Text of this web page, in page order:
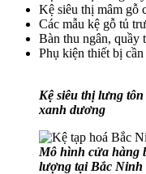
Kệ siêu thị mâm gỗ
Các mẫu kệ gỗ tủ
Bàn thu ngân, quầy
Phụ kiện thiết bị
Kệ siêu thị lưng
xanh dương
Mô hình cửa hàng
lượng tại Bắc Ninh